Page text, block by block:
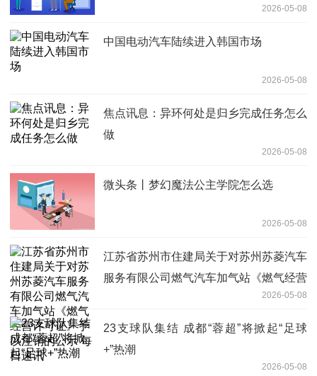
2026-05-08
中国电动汽车陆续进入韩国市场
2026-05-08
焦点讯息：异环何处是归乡完成任务怎么
做
2026-05-08
微头条丨梦幻魔法公主学院怎么选
2026-05-08
‌江苏省苏州市住建局关于对苏州苏菱汽车
服务有限公司燃气汽车加气站《燃气经营
许可证》予以注销的公示 每日速讯2026-05-08
23支球队集结 成都“蓉超”将掀起“足球
+”热潮
2026-05-08